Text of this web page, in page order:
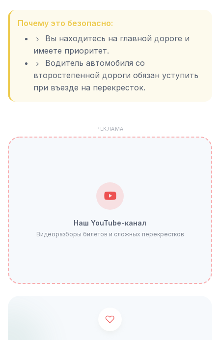
Почему это безопасно:
Вы находитесь на главной дороге и
имеете приоритет.
Водитель автомобиля со
второстепенной дороги обязан уступить
при въезде на перекресток.
РЕКЛАМА
Наш YouTube-канал
Видеоразборы билетов и сложных перекрестков